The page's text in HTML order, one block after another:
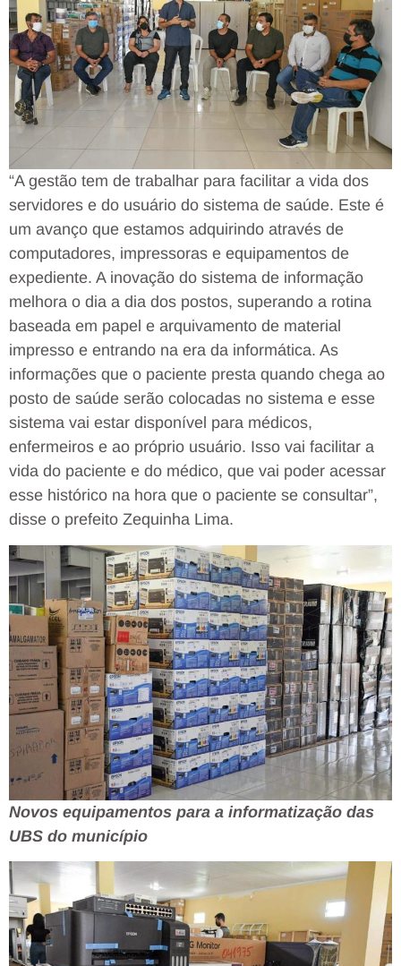
“A gestão tem de trabalhar para facilitar a vida dos
servidores e do usuário do sistema de saúde. Este é
um avanço que estamos adquirindo através de
computadores, impressoras e equipamentos de
expediente. A inovação do sistema de informação
melhora o dia a dia dos postos, superando a rotina
baseada em papel e arquivamento de material
impresso e entrando na era da informática. As
informações que o paciente presta quando chega ao
posto de saúde serão colocadas no sistema e esse
sistema vai estar disponível para médicos,
enfermeiros e ao próprio usuário. Isso vai facilitar a
vida do paciente e do médico, que vai poder acessar
esse histórico na hora que o paciente se consultar”,
disse o prefeito Zequinha Lima.
Novos equipamentos para a informatização das
UBS do município